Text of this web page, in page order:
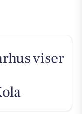
viser